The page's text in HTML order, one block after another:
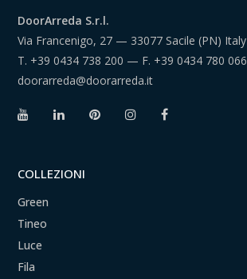
DoorArreda S.r.l.
Via Francenigo, 27 — 33077 Sacile (PN) Italy
T. +39 0434 738 200 — F. +39 0434 780 066
doorarreda@doorarreda.it
COLLEZIONI
Green
Tineo
Luce
Fila